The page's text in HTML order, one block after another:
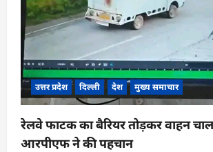
उत्तर प्रदेश दिल्ली देश मुख्य समाचार
रेलवे फाटक का बैरियर तोड़कर वाहन
आरपीएफ ने की पहचान